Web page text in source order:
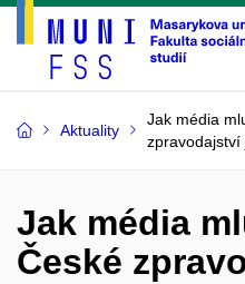
Aktuality
Jak média
Jak média
České